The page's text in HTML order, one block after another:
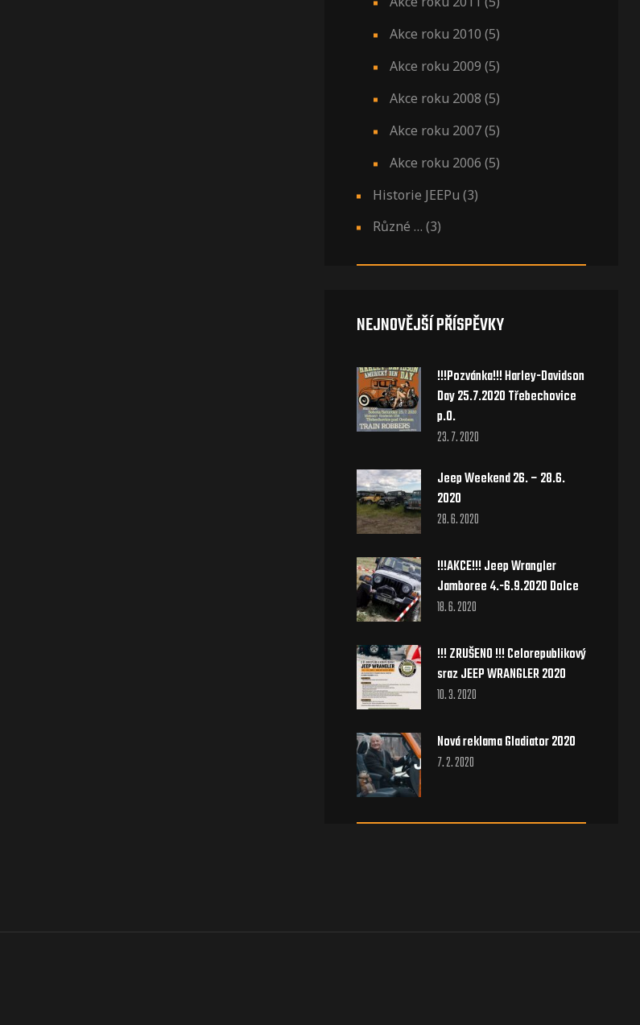
Akce roku 2010 (5)
Akce roku 2009 (5)
Akce roku 2008 (5)
Akce roku 2007(5)
Akce roku 2006 (5)
Historie JEEPu (3)
Různé … (3)
NEJNOVĚJŠÍ PŘÍSPĚVKY
!!!Pozvánka!!! Harley-Davidson
Day 25.7.2020 Třebechovice
p.O.
23. 7. 2020
Jeep Weekend 26. – 28.6.
2020
28. 6. 2020
!!!AKCE!!! Jeep Wrangler
Jamboree 4.-6.9.2020 Dolce
18. 6. 2020
!!! ZRUŠENO !!! Celorepublikový
sraz JEEP WRANGLER 2020
10. 3. 2020
Nová reklama Gladiator 2020
7. 2. 2020